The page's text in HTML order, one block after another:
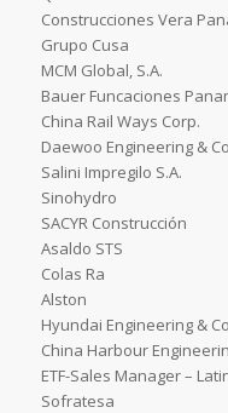
Construcciones Vera
Grupo Cusa
MCM Global, S.A.
Bauer Funcaciones
China Rail Ways Corp.
Daewoo Engineering &
Salini Impregilo S.A.
Sinohydro
SACYR Construcción
Asaldo STS
Colas Ra
Alston
Hyundai Engineering &
China Harbour
ETF-Sales Manager –
Sofratesa